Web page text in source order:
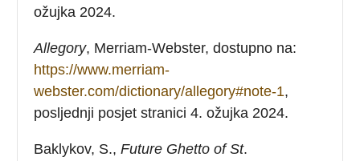
ožujka 2024.
Allegory, Merriam-Webster, dostupno na:
https://www.merriam-
webster.com/dictionary/allegory#note-1,
posljednji posjet stranici 4. ožujka 2024.
Baklykov, S.,Future Ghetto of St.